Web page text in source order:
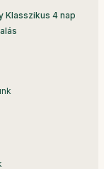
Klasszikus 4 nap